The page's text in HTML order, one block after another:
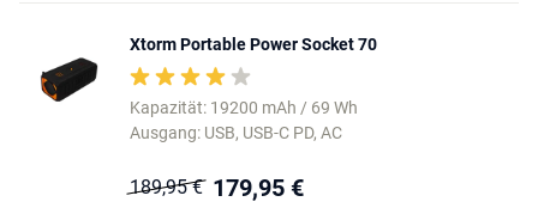
Xtorm Portable Power Socket 70
Kapazität: 19200 mAh / 69 Wh
Ausgang: USB, USB-C PD, AC
189,95 € 179,95 €